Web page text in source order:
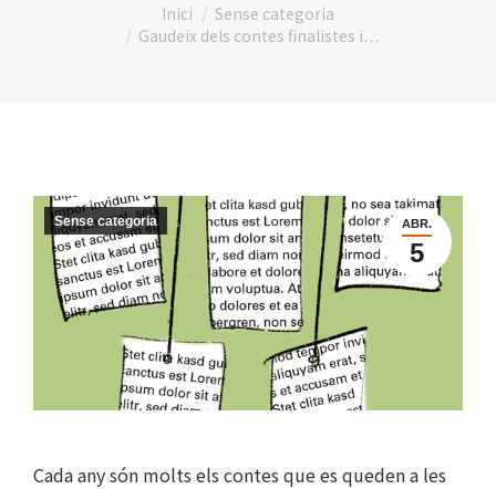
Inici
Sense categoria
Gaudeix dels contes finalistes i…
ABR.
5
Sense categoria
Cada any són molts els contes que es queden a les